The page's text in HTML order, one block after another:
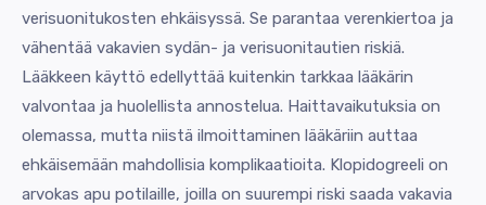
verisuonitukosten ehkäisyssä. Se parantaa verenkiertoa ja
vähentää vakavien sydän- ja verisuonitautien riskiä.
Lääkkeen käyttö edellyttää kuitenkin tarkkaa lääkärin
valvontaa ja huolellista annostelua. Haittavaikutuksia on
olemassa, mutta niistä ilmoittaminen lääkäriin auttaa
ehkäisemään mahdollisia komplikaatioita. Klopidogreeli on
arvokas apu potilaille, joilla on suurempi riski saada vakavia